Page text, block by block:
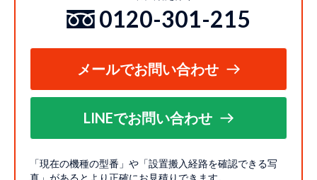
0120-301-215
メールでお問い合わせ
LINEでお問い合わせ
「現在の機種の型番」や「設置搬入経路を確認できる写
真」があるとより正確にお見積りできます。